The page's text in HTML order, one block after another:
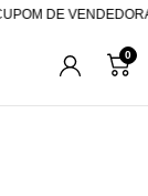
DE VENDEDORA
0